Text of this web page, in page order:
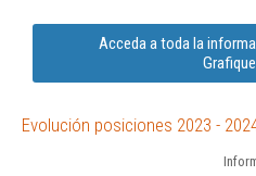
Acceda a toda la
Evolución posiciones 2023 -